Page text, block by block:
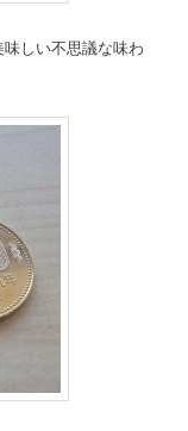
しい不思議な味わ